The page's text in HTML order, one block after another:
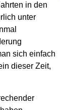
in den
unter
sich einfach
dieser Zeit,